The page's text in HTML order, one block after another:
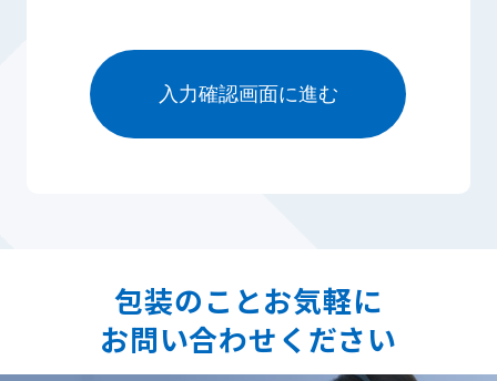
包装のことお気軽に
お問い合わせください